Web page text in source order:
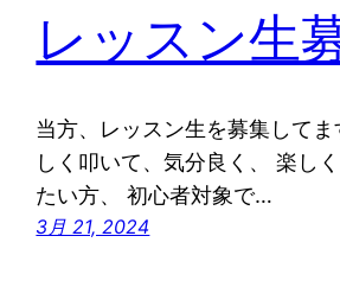
レッスン生
当方、レッスン生を募集して
しく叩いて、気分良く、 楽し
たい方、 初心者対象で…
3月 21, 2024